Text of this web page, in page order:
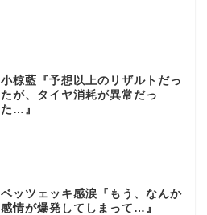
小椋藍『予想以上のリザルトだっ
たが、タイヤ消耗が異常だっ
た…』
ベッツェッキ感涙『もう、なんか
感情が爆発してしまって…』